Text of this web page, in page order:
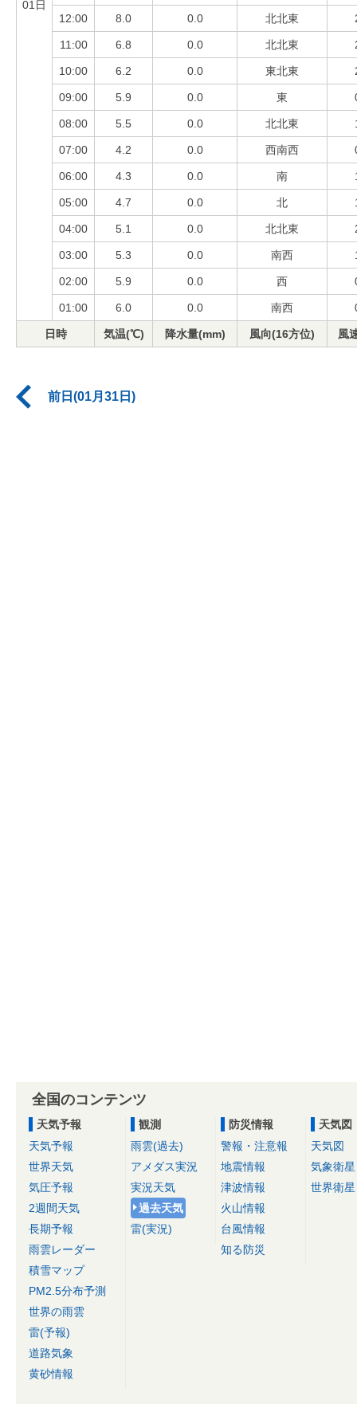
01日
12:00 8.0 0.0 北北東
11:00 6.8 0.0 北北東
10:00 6.2 0.0 東北東
09:00 5.9 0.0 東
08:00 5.5 0.0 北北東
07:00 4.2 0.0 西南西
06:00 4.3 0.0 南
05:00 4.7 0.0 北
04:00 5.1 0.0 北北東
03:00 5.3 0.0 南西
02:00 5.9 0.0 西
01:00 6.0 0.0 南西
日時 気温(℃) 降水量(mm) 風向(16方位) 風
前日(01月31日)
全国のコンテンツ
天気予報
天気予報
世界天気
気圧予報
2週間天気
長期予報
雨雲レーダー
積雪マップ
PM2.5分布予測
世界の雨雲
雷(予報)
道路気象
黄砂情報
観測
雨雲(過去)
アメダス実況
実況天気
過去天気
雷(実況)
防災情報
警報・注意報
地震情報
津波情報
火山情報
台風情報
知る防災
天気図
天気図
気象衛星
世界衛星